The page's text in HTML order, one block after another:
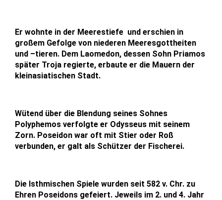
Er wohnte in der Meerestiefe und erschien in
großem Gefolge von niederen Meeresgottheiten
und –tieren. Dem Laomedon, dessen Sohn Priamos
später Troja regierte, erbaute er die Mauern der
kleinasiatischen Stadt.
Wütend über die Blendung seines Sohnes
Polyphemos verfolgte er Odysseus mit seinem
Zorn. Poseidon war oft mit Stier oder Roß
verbunden, er galt als Schützer der Fischerei.
Die Isthmischen Spiele wurden seit 582 v. Chr. zu
Ehren Poseidons gefeiert. Jeweils im 2. und 4. Jahr